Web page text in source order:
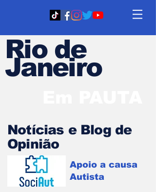
Rio de
Janeiro
Notícias e Blog de
Opinião
Apoio a causa
Autista